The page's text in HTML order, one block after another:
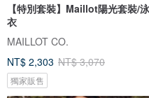
【特別套裝】Maillot陽光套裝/泳
衣
MAILLOT CO.
NT$ 2,303 NT$ 3,070
獨家販售